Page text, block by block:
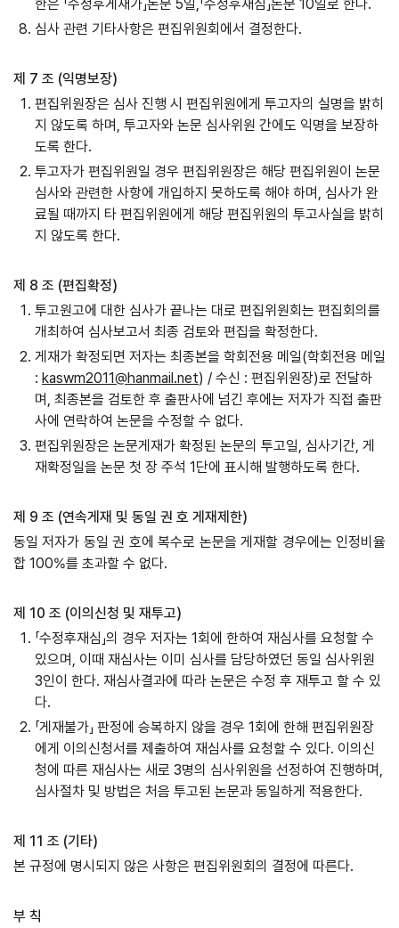
한은 「수정후게재가」논문 5일,「수정후재심」논문 10일로 한다.
심사 관련 기타사항은 편집위원회에서 결정한다.
제 7 조 (익명보장)
편집위원장은 심사 진행 시 편집위원에게 투고자의 실명을 밝히
지 않도록 하며, 투고자와 논문 심사위원 간에도 익명을 보장하
도록 한다.
투고자가 편집위원일 경우 편집위원장은 해당 편집위원이 논문
심사와 관련한 사항에 개입하지 못하도록 해야 하며, 심사가 완
료될 때까지 타 편집위원에게 해당 편집위원의 투고사실을 밝히
지 않도록 한다.
제 8 조 (편집확정)
투고원고에 대한 심사가 끝나는 대로 편집위원회는 편집회의를
개최하여 심사보고서 최종 검토와 편집을 확정한다.
게재가 확정되면 저자는 최종본을 학회전용 메일(학회전용 메일
: kaswm2011@hanmail.net) / 수신 : 편집위원장)로 전달하
며, 최종본을 검토한 후 출판사에 넘긴 후에는 저자가 직접 출판
사에 연락하여 논문을 수정할 수 없다.
편집위원장은 논문게재가 확정된 논문의 투고일, 심사기간, 게
재확정일을 논문 첫 장 주석 1단에 표시해 발행하도록 한다.
제 9 조 (연속게재 및 동일 권 호 게재제한)
동일 저자가 동일 권 호에 복수로 논문을 게재할 경우에는 인정비율
합 100%를 초과할 수 없다.
제 10 조 (이의신청 및 재투고)
「수정후재심」의 경우 저자는 1회에 한하여 재심사를 요청할 수
있으며, 이때 재심사는 이미 심사를 담당하였던 동일 심사위원
3인이 한다. 재심사결과에 따라 논문은 수정 후 재투고 할 수 있
다.
「게재불가」 판정에 승복하지 않을 경우 1회에 한해 편집위원장
에게 이의신청서를 제출하여 재심사를 요청할 수 있다. 이의신
청에 따른 재심사는 새로 3명의 심사위원을 선정하여 진행하며,
심사절차 및 방법은 처음 투고된 논문과 동일하게 적용한다.
제 11 조 (기타)
본 규정에 명시되지 않은 사항은 편집위원회의 결정에 따른다.
부 칙